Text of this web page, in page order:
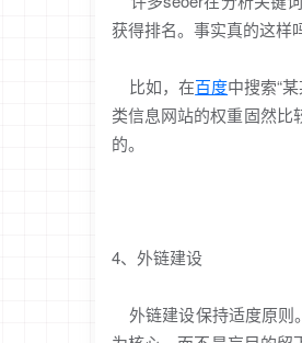
获得排名。事实真的这样
比如，在百度中搜索“
类信息网站的权重固然比
的。
4、外链建设
外链建设保持适度原则